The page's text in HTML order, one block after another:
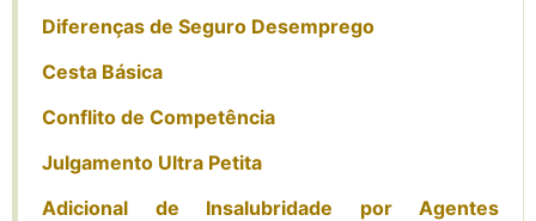
Diferenças de Seguro Desemprego
Cesta Básica
Conflito de Competência
Julgamento Ultra Petita
Adicional de Insalubridade por Agentes